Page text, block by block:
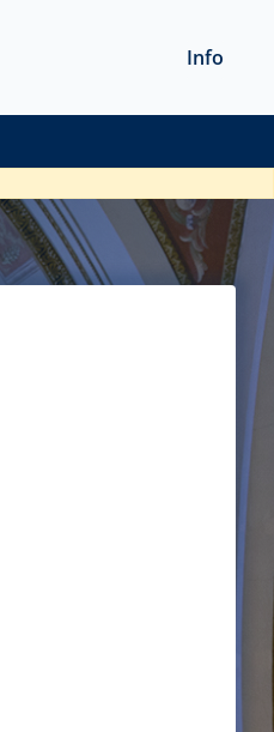
Info